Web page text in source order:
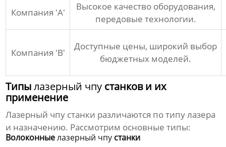
Компания 'A'
Высокое качество оборудования,
передовые технологии.
Компания 'B'
Доступные цены, широкий выбор
бюджетных моделей.
Типылазерный чпу станков и их
применение
Лазерный чпу станки различаются по типу лазера
и назначению. Рассмотрим основные типы:
Волоконныелазерный чпу станки